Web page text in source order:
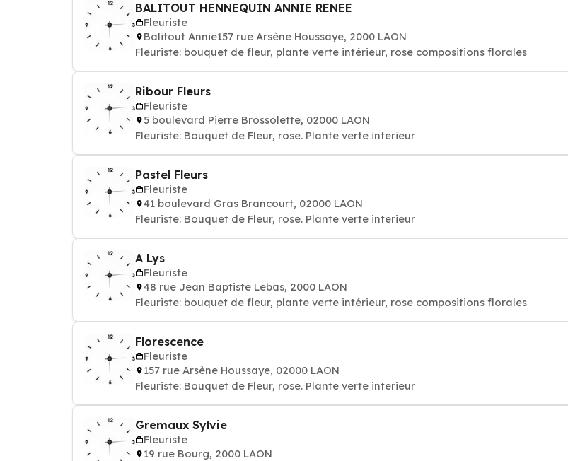
BALITOUT HENNEQUIN ANNIE RENEE
Fleuriste
Balitout Annie157 rue Arsène Houssaye, 2000 LAON
Fleuriste: bouquet de fleur, plante verte intérieur, rose compositions florales
Ribour Fleurs
Fleuriste
5 boulevard Pierre Brossolette, 02000 LAON
Fleuriste: Bouquet de Fleur, rose. Plante verte interieur
Pastel Fleurs
Fleuriste
41 boulevard Gras Brancourt, 02000 LAON
Fleuriste: Bouquet de Fleur, rose. Plante verte interieur
A Lys
Fleuriste
48 rue Jean Baptiste Lebas, 2000 LAON
Fleuriste: bouquet de fleur, plante verte intérieur, rose compositions florales
Florescence
Fleuriste
157 rue Arsène Houssaye, 02000 LAON
Fleuriste: Bouquet de Fleur, rose. Plante verte interieur
Gremaux Sylvie
Fleuriste
19 rue Bourg, 2000 LAON